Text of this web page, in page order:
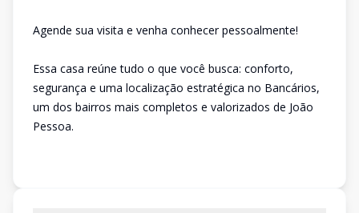
Agende sua visita e venha conhecer pessoalmente!
Essa casa reúne tudo o que você busca: conforto,
segurança e uma localização estratégica no Bancários,
um dos bairros mais completos e valorizados de João
Pessoa.